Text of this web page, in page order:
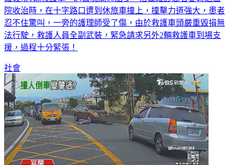
院收治時，在十字路口遭到休旅車撞上，撞擊力道強大，患者
忍不住驚叫，一旁的護理師受了傷，由於救護車頭嚴重毀損無
法行駛，救護人員全副武裝，緊急請求另外2輛救護車到場支
援，過程十分緊張！
社會